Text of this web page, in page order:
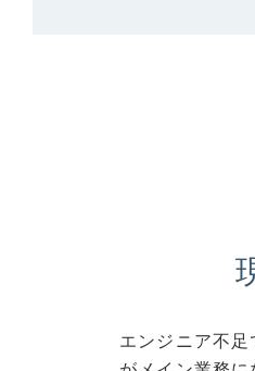
エンジニア不